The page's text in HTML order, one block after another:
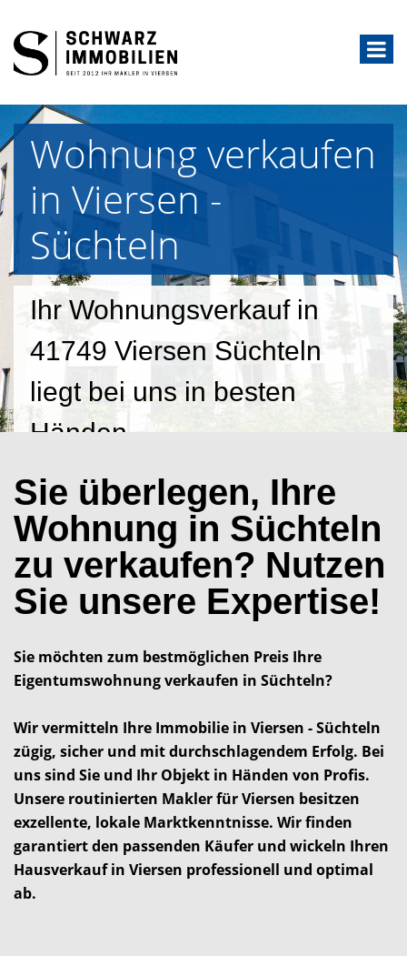
Wohnung verkaufen
in Viersen -
Süchteln
Ihr Wohnungsverkauf in
41749 Viersen Süchteln
liegt bei uns in besten
Händen
Sie überlegen, Ihre
Wohnung in Süchteln
zu verkaufen? Nutzen
Sie unsere Expertise!
Sie möchten zum bestmöglichen Preis Ihre
Eigentumswohnung verkaufen in Süchteln?
Wir vermitteln Ihre Immobilie in Viersen - Süchteln
zügig, sicher und mit durchschlagendem Erfolg. Bei
uns sind Sie und Ihr Objekt in Händen von Profis.
Unsere routinierten Makler für Viersen besitzen
exzellente, lokale Marktkenntnisse. Wir finden
garantiert den passenden Käufer und wickeln Ihren
Hausverkauf in Viersen professionell und optimal
ab.